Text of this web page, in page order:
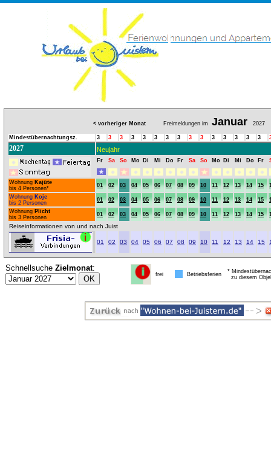
< vorheriger Monat Freimeldungen im Januar 2027
Mindestübernachtungsz. 3 3 3 3 3 3 3 3 3 3 3 3 3 3 3
2027 Neujahr
Fr Sa So Mo Di Mi Do Fr Sa So Mo Di Mi Do Fr
Wohnung Kajüte
bis 4 Personen*
01 02 03 04 05 06 07 08 09 10 11 12 13 14 15
Wohnung Koje
bis 2 Personen
01 02 03 04 05 06 07 08 09 10 11 12 13 14 15
Wohnung Plicht
bis 3 Personen
01 02 03 04 05 06 07 08 09 10 11 12 13 14 15
Reiseinformationen von und nach Juist
01 02 03 04 05 06 07 08 09 10 11 12 13 14 15
Schnellsuche Zielmonat:
frei Betriebsferien
*
zu diesem